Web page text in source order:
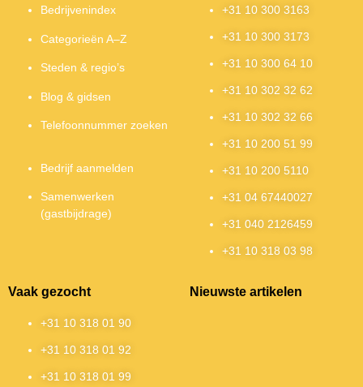
Bedrijvenindex
Categorieën A–Z
Steden & regio’s
Blog & gidsen
Telefoonnummer zoeken
Bedrijf aanmelden
Samenwerken
(gastbijdrage)
+31 10 300 3163
+31 10 300 3173
+31 10 300 64 10
+31 10 302 32 62
+31 10 302 32 66
+31 10 200 51 99
+31 10 200 5110
+31 04 67440027
+31 040 2126459
+31 10 318 03 98
Vaak gezocht
+31 10 318 01 90
+31 10 318 01 92
+31 10 318 01 99
Nieuwste artikelen